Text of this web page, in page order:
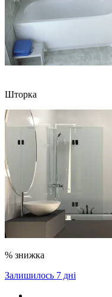
Шторка
% знижка
Залишилось 7 дні